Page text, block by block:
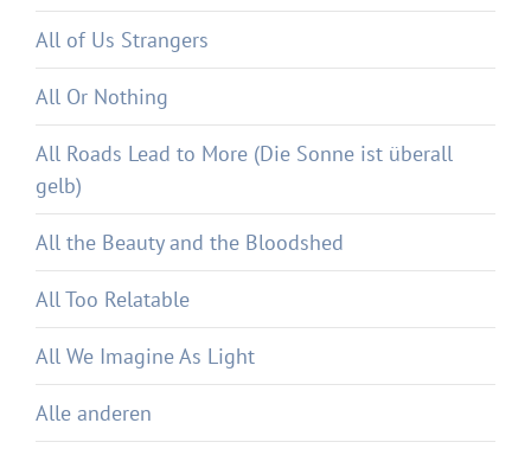
All of Us Strangers
All Or Nothing
All Roads Lead to More (Die Sonne ist überall
gelb)
All the Beauty and the Bloodshed
All Too Relatable
All We Imagine As Light
Alle anderen